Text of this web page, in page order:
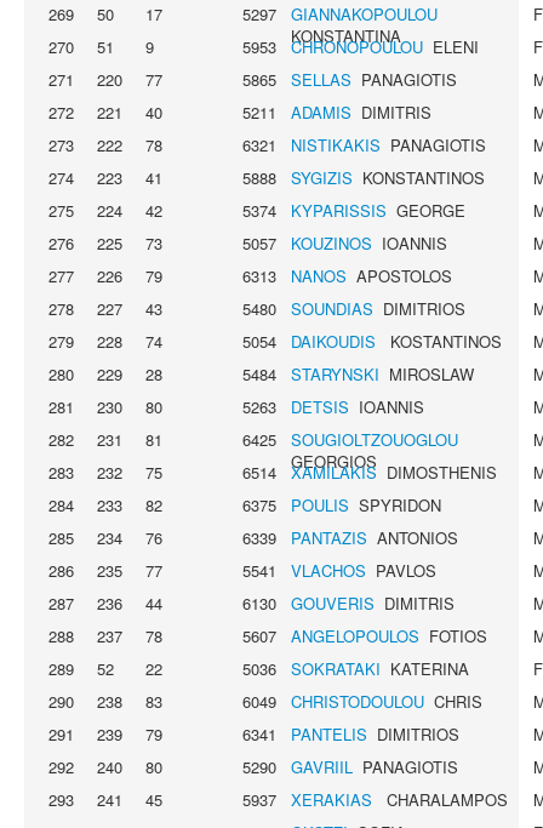
269
50 17 5297
GIANNAKOPOULOU
KONSTANTINA
270
51 9 5953 CHRONOPOULOU ELENI
271
220 77 5865 SELLAS PANAGIOTIS
272
221 40 5211 ADAMIS DIMITRIS
273
222 78 6321 NISTIKAKIS PANAGIOTIS
274
223 41 5888 SYGIZIS KONSTANTINOS
275
224 42 5374 KYPARISSIS GEORGE
276
225 73 5057 KOUZINOS IOANNIS
277
226 79 6313 NANOS APOSTOLOS
278
227 43 5480 SOUNDIAS DIMITRIOS
279
228 74 5054 DAIKOUDIS KOSTANTINOS
280
229 28 5484 STARYNSKI MIROSLAW
281
230 80 5263 DETSIS IOANNIS
282
231 81 6425
SOUGIOLTZOUOGLOU
GEORGIOS
283
232 75 6514 XAMILAKIS DIMOSTHENIS
284
233 82 6375 POULIS SPYRIDON
285
234 76 6339 PANTAZIS ANTONIOS
286
235 77 5541 VLACHOS PAVLOS
287
236 44 6130 GOUVERIS DIMITRIS
288
237 78 5607 ANGELOPOULOS FOTIOS
289
52 22 5036 SOKRATAKI KATERINA
290
238 83 6049 CHRISTODOULOU CHRIS
291
239 79 6341 PANTELIS DIMITRIOS
292
240 80 5290 GAVRIIL PANAGIOTIS
293
241 45 5937 XERAKIAS CHARALAMPOS